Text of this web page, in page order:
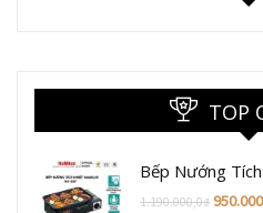
TOP
Bếp Nướng
1.190.000,0₫